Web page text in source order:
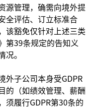
源管理，确需向境外提
全评估、订立标准合
该豁免仅针对上述三类
第39条规定的告知义
况。
外子公司本身受GDPR
的（如绩效管理、薪酬
须履行GDPR第30条的